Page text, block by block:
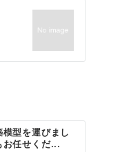
型を運びまし
お任せくだ...